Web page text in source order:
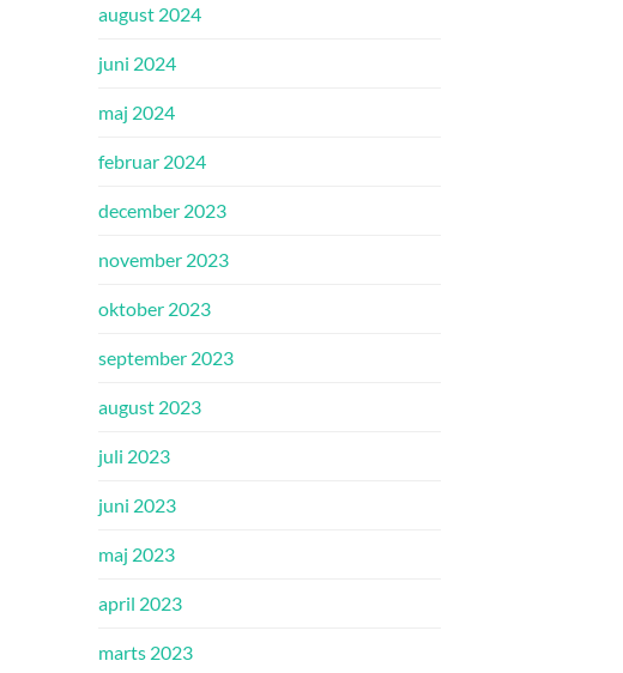
august 2024
juni 2024
maj 2024
februar 2024
december 2023
november 2023
oktober 2023
september 2023
august 2023
juli 2023
juni 2023
maj 2023
april 2023
marts 2023